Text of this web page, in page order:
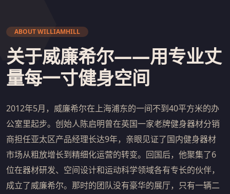
ABOUT WILLIAMHILL
关于威廉希尔——用专业丈
量每一寸健身空间
2012年5月，威廉希尔在上海浦东的一间不到40平方米的办
公室里起步。创始人陈启明曾在英国一家老牌健身器材分销
商担任亚太区产品经理长达9年，亲眼见证了国内健身器材
市场从粗放增长到精细化运营的转变。回国后，他聚集了6
位在器材研发、空间设计和运动科学领域各有专长的伙伴，
成立了威廉希尔。那时的团队没有豪华的展厅，只有一辆二